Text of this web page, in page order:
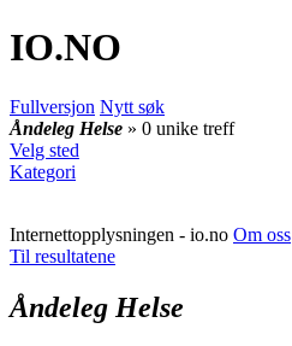
IO.NO
Fullversjon Nytt søk
Åndeleg Helse » 0 unike treff
Velg sted
Kategori
Internettopplysningen - io.no Om oss
Til resultatene
Åndeleg Helse